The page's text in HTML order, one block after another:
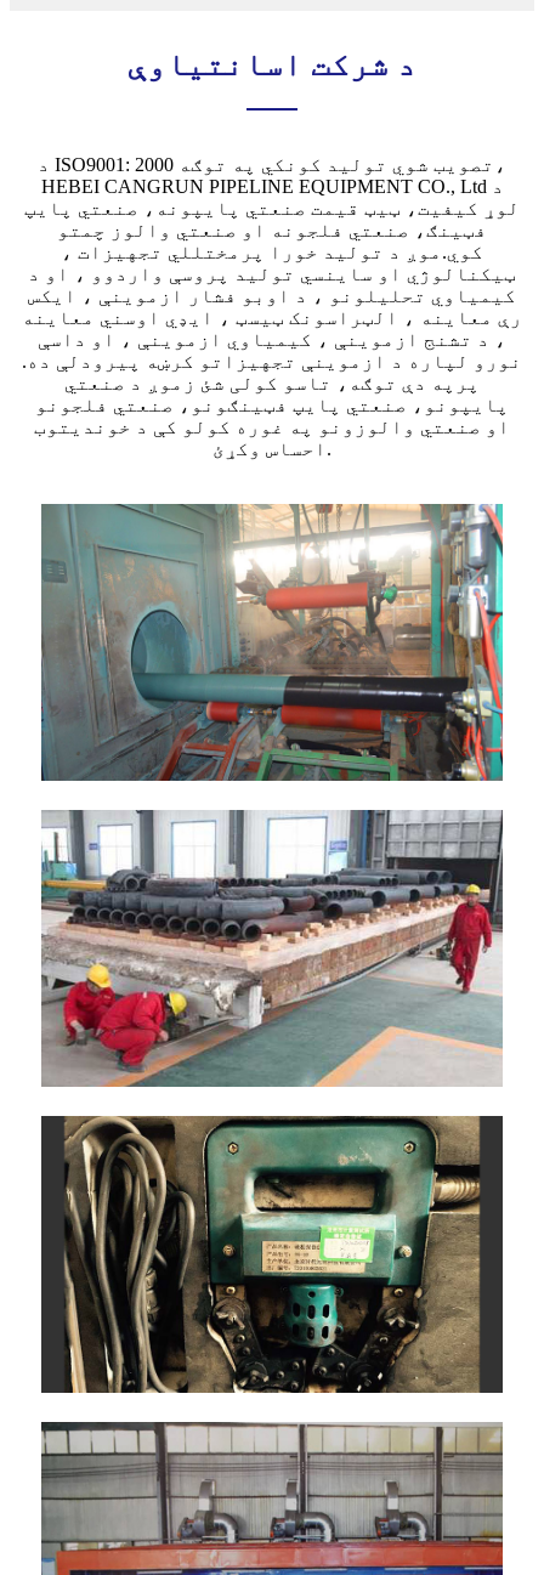
د شرکت اسانتیاوې
د ISO9001: 2000 تصویب شوي تولید کونکي په توګه،
HEBEI CANGRUN PIPELINE EQUIPMENT CO., Ltd د
لوړ کیفیت، ټیټ قیمت صنعتي پایپونه، صنعتي پایپ
فټینګ، صنعتي فلجونه او صنعتي والوز چمتو
کوي.موږ د تولید خورا پرمختللي تجهیزات ،
ټیکنالوژي او ساینسي تولید پروسې واردوو ، او د
کیمیاوي تحلیلونو ، د اوبو فشار ازموینې ، ایکس
رې معاینه ، الټراسونک ټیسټ ، ایډي اوسني معاینه
، د تشنج ازموینې ، کیمیاوي ازموینې ، او داسې
نورو لپاره د ازموینې تجهیزاتو کرښه پیرودلې ده.
پرپه دې توګه، تاسو کولی شئ زموږ د صنعتي
پایپونو، صنعتي پایپ فټینګونو، صنعتي فلجونو
او صنعتي والوزونو په غوره کولو کې د خوندیتوب
احساس وکړئ.